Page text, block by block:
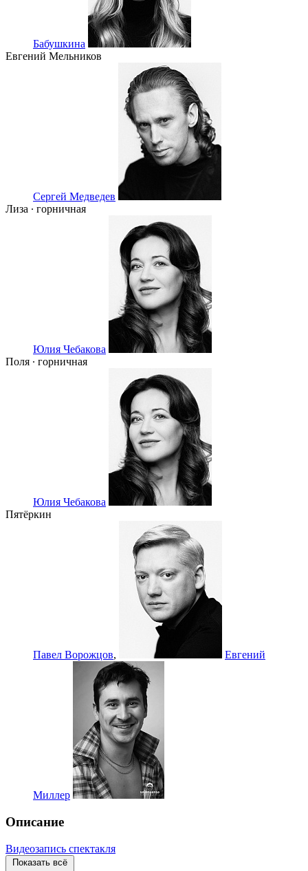
Бабушкина
Евгений Мельников
Сергей Медведев
Лиза ∙ горничная
Юлия Чебакова
Поля ∙ горничная
Юлия Чебакова
Пятёркин
Павел Ворожцов, Евгений
Миллер
Описание
Видеозапись спектакля
Показать всё